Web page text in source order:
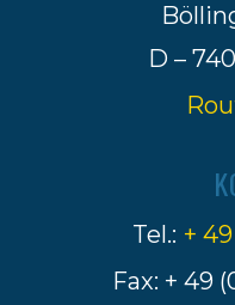
D –
Tel.: + 49
Fax: + 49